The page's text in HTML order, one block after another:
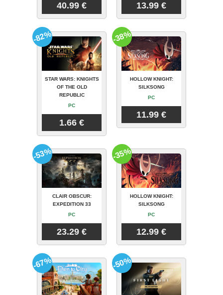
40.99 € 13.99 €
STAR WARS: KNIGHTS
OF THE OLD
REPUBLIC
PC
1.66 €
-82%
HOLLOW KNIGHT:
SILKSONG
PC
11.99 €
-38%
CLAIR OBSCUR:
EXPEDITION 33
PC
23.29 €
-53%
HOLLOW KNIGHT:
SILKSONG
PC
12.99 €
-35%
-67% -50%